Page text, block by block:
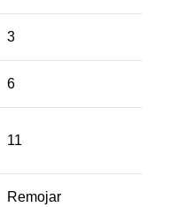
3
6
11
Remojar